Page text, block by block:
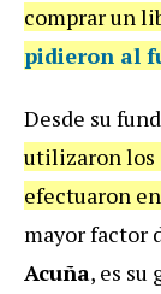
comprar un
pidieron al
Desde su
utilizaron los
efectuaron
mayor factor
Acuña, es su